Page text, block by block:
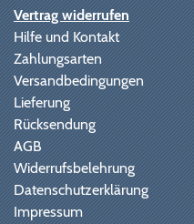
Vertrag widerrufen
Hilfe und Kontakt
Zahlungsarten
Versandbedingungen
Lieferung
Rücksendung
AGB
Widerrufsbelehrung
Datenschutzerklärung
Impressum